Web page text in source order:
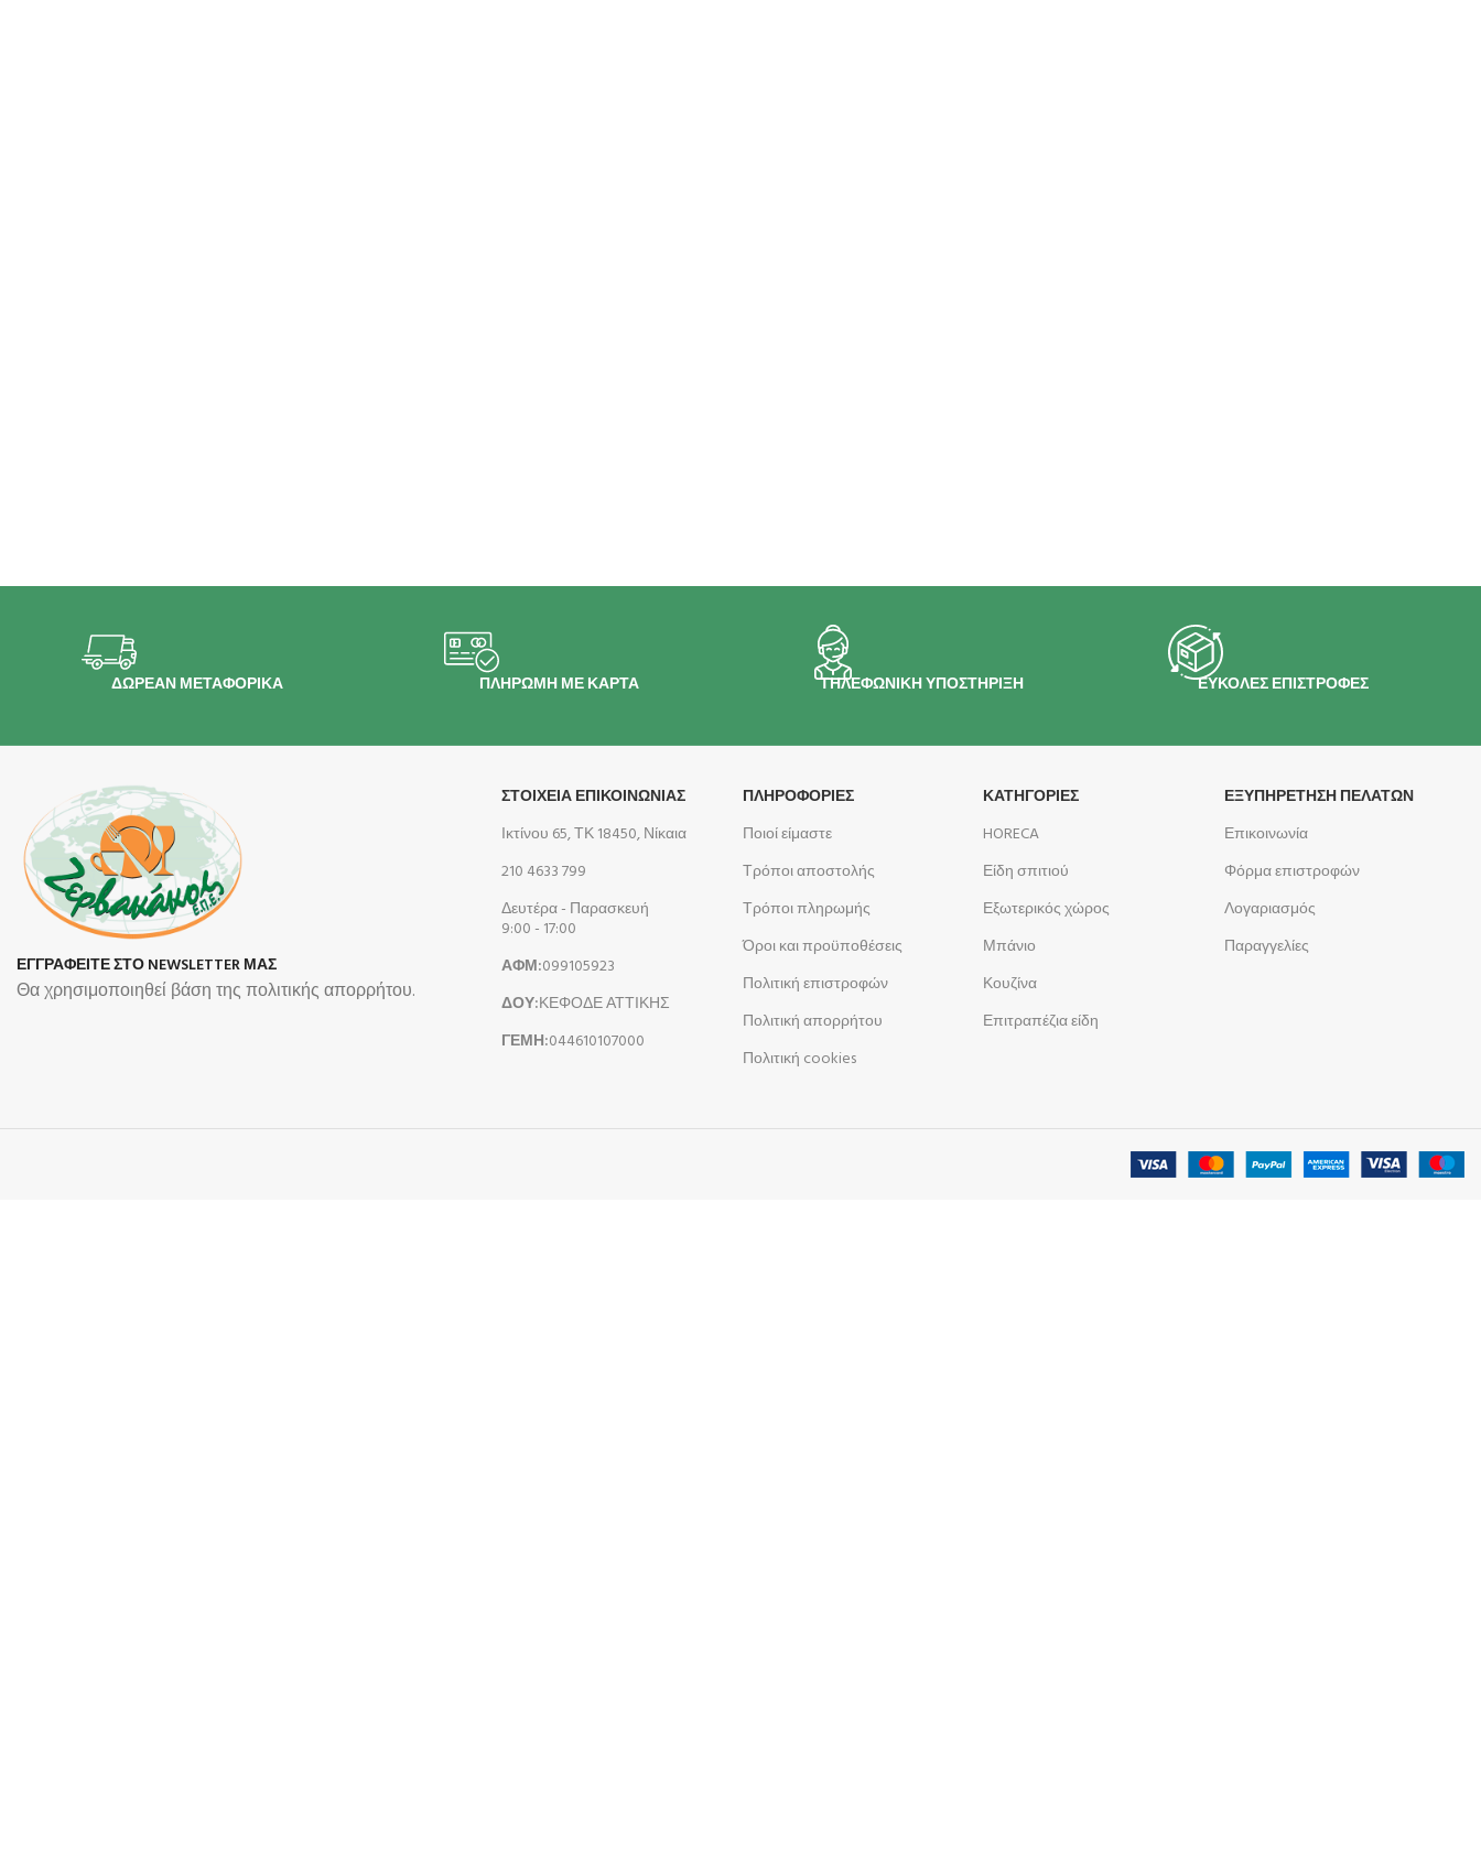
ΔΩΡΕΑΝ ΜΕΤΑΦΟΡΙΚΑ ΠΛΗΡΩΜΗ ΜΕ ΚΑΡΤΑ ΤΗΛΕΦΩΝΙΚΗ ΥΠΟΣΤΗΡΙΞΗ ΕΥΚΟΛΕΣ ΕΠΙΣΤΡΟΦΕΣ
ΕΓΓΡΑΦΕΙΤΕ ΣΤΟ NEWSLETTER ΜΑΣ
Θα χρησιμοποιηθεί βάση της πολιτικής απορρήτου.
ΣΤΟΙΧΕΙΑ ΕΠΙΚΟΙΝΩΝΙΑΣ
Ικτίνου 65, ΤΚ 18450, Νίκαια
210 4633 799
Δευτέρα - Παρασκευή
9:00 - 17:00
ΑΦΜ:099105923
ΔΟΥ:ΚΕΦΟΔΕ ΑΤΤΙΚΗΣ
ΓΕΜΗ:044610107000
ΠΛΗΡΟΦΟΡΊΕΣ
Ποιοί είμαστε
Τρόποι αποστολής
Τρόποι πληρωμής
Όροι και προϋποθέσεις
Πολιτική επιστροφών
Πολιτική απορρήτου
Πολιτική cookies
ΚΑΤΗΓΟΡΙΕΣ
HORECA
Είδη σπιτιού
Εξωτερικός χώρος
Μπάνιο
Κουζίνα
Επιτραπέζια είδη
ΕΞΥΠΗΡΕΤΗΣΗ ΠΕΛΑΤΩΝ
Επικοινωνία
Φόρμα επιστροφών
Λογαριασμός
Παραγγελίες